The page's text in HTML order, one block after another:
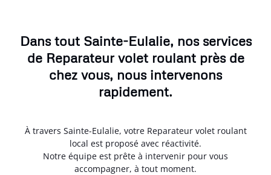
Dans tout Sainte-Eulalie, nos services
de Reparateur volet roulant près de
chez vous, nous intervenons
rapidement.
À travers Sainte-Eulalie, votre Reparateur volet roulant
local est proposé avec réactivité.
Notre équipe est prête à intervenir pour vous
accompagner, à tout moment.